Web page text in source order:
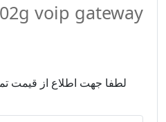
voip gateway
لطفا جهت اطلاع از قیمت